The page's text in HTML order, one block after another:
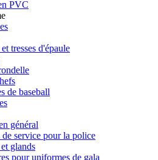
PVC
tresses d'épaule
de baseball
général
de service pour la police
glands
pour uniformes de gala